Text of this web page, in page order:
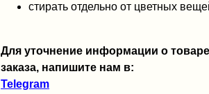
стирать отдельно от цветных
Для уточнение информации о
заказа, напишите нам в:
Telegram